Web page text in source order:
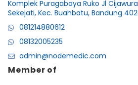
Komplek Puragabaya Ruko Jl
Sekejati, Kec. Buahbatu, Bandung
081214880612
08132005235
admin@nodemedic.com
Member of